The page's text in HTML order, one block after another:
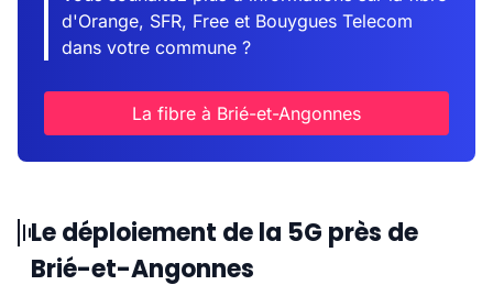
d'Orange, SFR, Free et Bouygues Telecom
dans votre commune ?
La fibre à Brié-et-Angonnes
Le déploiement de la 5G près de
Brié-et-Angonnes